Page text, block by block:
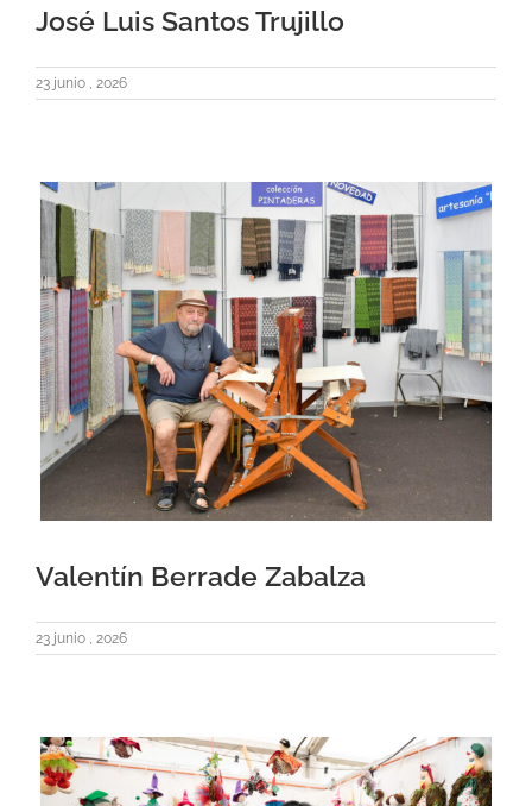
José Luis Santos Trujillo
23 junio , 2026
Valentín Berrade Zabalza
23 junio , 2026